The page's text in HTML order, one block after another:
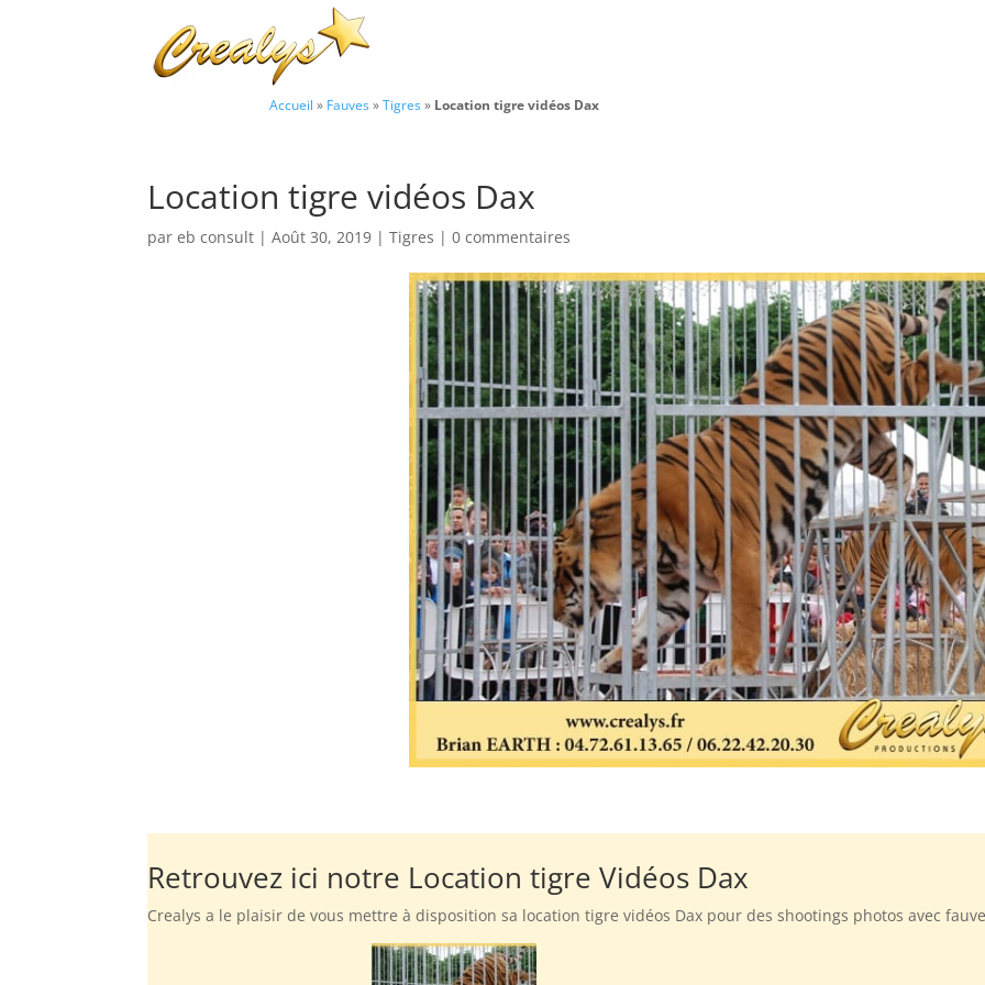
Accueil » Fauves»Tigres» Location tigre vidéos Dax
Location tigre vidéos Dax
pareb consult |Août 30, 2019 |Tigres |0 commentaires
Retrouvez ici notre Location tigre Vidéos Dax
Crealys a le plaisir de vous mettre à disposition sa location tigre vidéos Dax pour des shootings photos avec